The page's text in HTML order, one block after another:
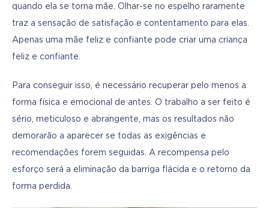
quando ela se torna mãe. Olhar-se no espelho raramente
traz a sensação de satisfação e contentamento para elas.
Apenas uma mãe feliz e confiante pode criar uma criança
feliz e confiante.
Para conseguir isso, é necessário recuperar pelo menos a
forma física e emocional de antes. O trabalho a ser feito é
sério, meticuloso e abrangente, mas os resultados não
demorarão a aparecer se todas as exigências e
recomendações forem seguidas. A recompensa pelo
esforço será a eliminação da barriga flácida e o retorno da
forma perdida.